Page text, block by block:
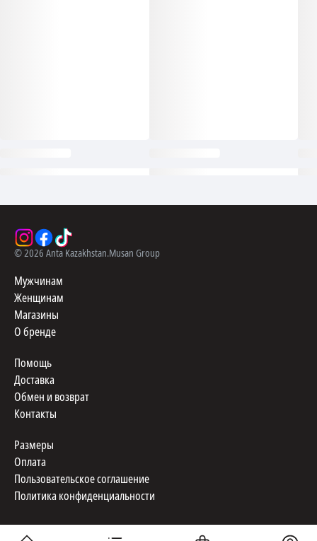
©2026 Anta Kazakhstan.Musan Group
Мужчинам
Женщинам
Магазины
О бренде
Помощь
Доставка
Обмен и возврат
Контакты
Размеры
Оплата
Пользовательское соглашение
Политика конфиденциальности